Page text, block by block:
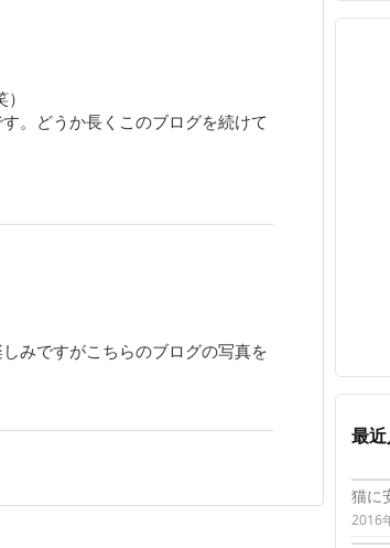
。どうか長くこのブログを続けて
みですがこちらのブログの写真を
最
猫に
2016